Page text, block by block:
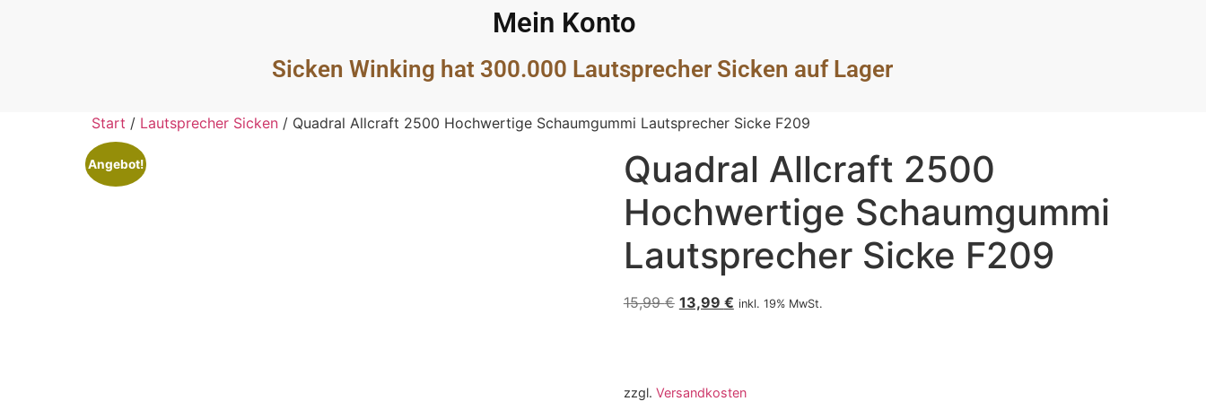
Mein Konto
Sicken Winking hat 300.000 Lautsprecher Sicken auf Lager
Start / Lautsprecher Sicken / Quadral Allcraft 2500 Hochwertige Schaumgummi Lautsprecher Sicke F209
Angebot!
Quadral Allcraft 2500
Hochwertige Schaumgummi
Lautsprecher Sicke F209
15,99€ 13,99 € inkl. 19% MwSt.
zzgl. Versandkosten